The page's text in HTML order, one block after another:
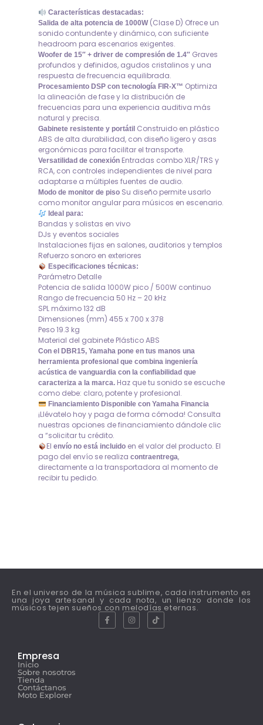
Características destacadas:
Salida de alta potencia de 1000W(Clase D) Ofrece un
sonido contundente y dinámico, con suficiente
headroom para escenarios exigentes.
Woofer de 15″ + driver de compresión de 1.4″ Graves
profundos y definidos, agudos cristalinos y una
respuesta de frecuencia equilibrada.
Procesamiento DSP con tecnología FIR-X™ Optimiza
la alineación de fase y la distribución de
frecuencias para una experiencia auditiva más
natural y precisa.
Gabinete resistente y portátil Construido en plástico
ABS de alta durabilidad, con diseño ligero y asas
ergonómicas para facilitar el transporte.
Versatilidad de conexión Entradas combo XLR/TRS y
RCA, con controles independientes de nivel para
adaptarse a múltiples fuentes de audio.
Modo de monitor de piso Su diseño permite usarlo
como monitor angular para músicos en escenario.
Ideal para:
Bandas y solistas en vivo
DJs y eventos sociales
Instalaciones fijas en salones, auditorios y templos
Refuerzo sonoro en exteriores
Especificaciones técnicas:
Parámetro Detalle
Potencia de salida 1000W pico / 500W continuo
Rango de frecuencia 50 Hz – 20 kHz
SPL máximo 132 dB
Dimensiones (mm) 455 x 700 x 378
Peso 19.3 kg
Material del gabinete Plástico ABS
Con el DBR15, Yamaha pone en tus manos una
herramienta profesional que combina ingeniería
acústica de vanguardia con la confiabilidad que
caracteriza a la marca. Haz que tu sonido se escuche
como debe: claro, potente y profesional.
Financiamiento Disponible con Yamaha Financia
¡Llévatelo hoy y paga de forma cómoda! Consulta
nuestras opciones de financiamiento dándole clic
a “solicitar tu crédito.
El envío no está incluidoen el valor del producto. El
pago del envío se realiza contraentrega,
directamente a la transportadora al momento de
recibir tu pedido.
En el universo de la música sublime, cada instrumento es
una joya artesanal y cada nota, un lienzo donde los
músicos tejen sueños con melodías eternas.
Empresa
Inicio
Sobre nosotros
Tienda
Contáctanos
Moto Explorer